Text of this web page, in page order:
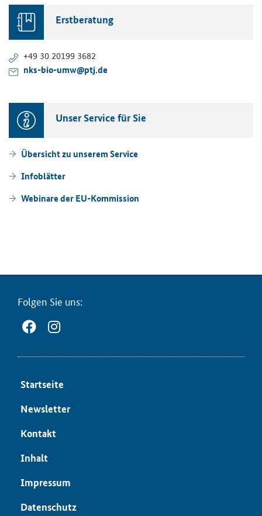
Erst­be­ra­tung
+49 30 20199 3682
nks-​bio-umw@ptj.de
Unser Ser­vice für Sie
Über­sicht zu un­se­rem Ser­vice
In­fo­blät­ter
We­bi­na­re der EU-​Kommission
Fol­gen Sie uns:
Start­sei­te
News­let­ter
Kon­takt
In­halt
Im­pres­sum
Da­ten­schutz